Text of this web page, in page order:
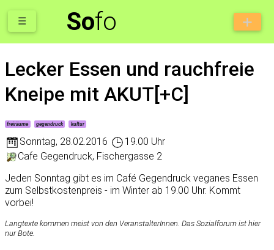
Sofo
☰
Lecker Essen und rauchfreie
Kneipe mit AKUT[+C]
freiräume gegendruck kultur
Sonntag, 28.02.2016
19.00 Uhr
Cafe Gegendruck, Fischergasse 2
Jeden Sonntag gibt es im Café Gegendruck veganes Essen
zum Selbstkostenpreis - im Winter ab 19.00 Uhr. Kommt
vorbei!
Langtexte kommen meist von den VeranstalterInnen. Das Sozialforum ist hier
nur Bote.